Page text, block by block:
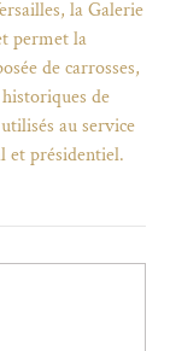
la Galerie
permet la
de carrosses,
de
au service
et présidentiel.